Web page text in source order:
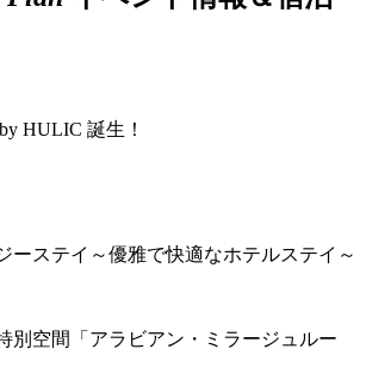
HULIC 誕生！
ーステイ～優雅で快適なホテルステイ～
別空間「アラビアン・ミラージュルー